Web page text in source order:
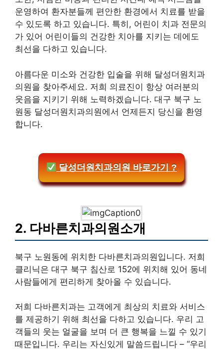
운영하여 환자분들께 편안한 환경에서 치료를 받을
수 있도록 하고 있습니다. 특히, 어린이 치과 전문의
가 있어 어린이들의 건강한 치아를 지키는 데에도
최선을 다하고 있습니다.
아름다운 미소와 건강한 입술을 위해 달성더원치과
의원을 찾아주세요. 저희 의료진이 항상 여러분의
웃음을 지키기 위해 노력하겠습니다. 대구 북구 노
원동 달성더원치과의원에서 언제든지 당신을 환영
합니다.
달성더원치과의원 바로가기 ?
2. 다바른치과의원소개
북구 노원동에 위치한 다바른치과의원입니다. 저희
클리닉은 대구 북구 침산로 152에 위치해 있어 동네
사람들에게 편리하게 찾아올 수 있습니다.
저희 다바른치과는 고객에게 최상의 치료와 서비스
를 제공하기 위해 최선을 다하고 있습니다. 우리 고
객들의 웃는 얼굴을 보며 더 큰 행복을 느낄 수 있기
때문입니다. 우리는 자신있게 말씀드립니다 – “우리